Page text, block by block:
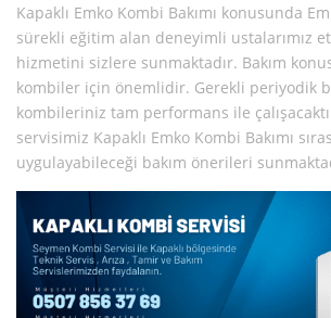
Kapaklı Emko Kombi Bakımı konusunda
sürekli eğitim alan deneyimli ustalarımız
hizmetini sizlere sunmaktadır. Bakım
kombiler için önemlidir. Gerekli periyodik
kombileriniz tam performans ile
servisimiz Kapaklı Emko Kombi Bakımı
uygulayabileceği bakım önerileri